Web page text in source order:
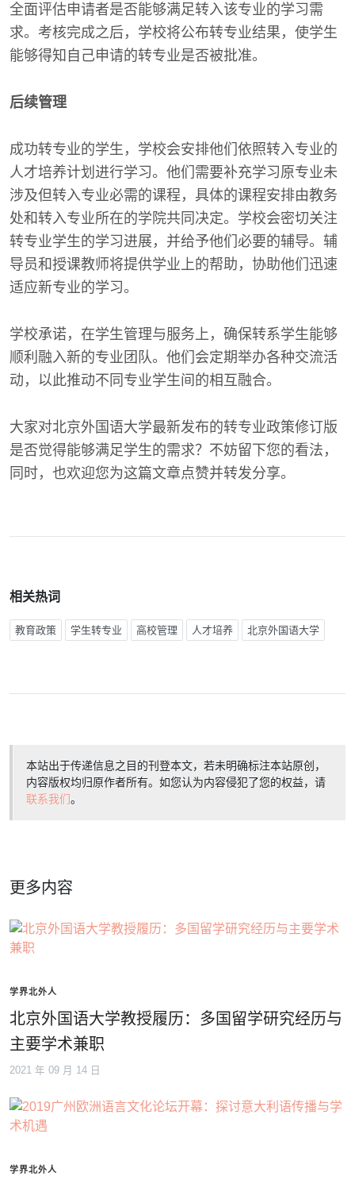
全面评估申请者是否能够满足转入该专业的学习需
求。考核完成之后，学校将公布转专业结果，使学生
能够得知自己申请的转专业是否被批准。
后续管理
成功转专业的学生，学校会安排他们依照转入专业的
人才培养计划进行学习。他们需要补充学习原专业未
涉及但转入专业必需的课程，具体的课程安排由教务
处和转入专业所在的学院共同决定。学校会密切关注
转专业学生的学习进展，并给予他们必要的辅导。辅
导员和授课教师将提供学业上的帮助，协助他们迅速
适应新专业的学习。
学校承诺，在学生管理与服务上，确保转系学生能够
顺利融入新的专业团队。他们会定期举办各种交流活
动，以此推动不同专业学生间的相互融合。
大家对北京外国语大学最新发布的转专业政策修订版
是否觉得能够满足学生的需求？不妨留下您的看法，
同时，也欢迎您为这篇文章点赞并转发分享。
相关热词
教育政策 学生转专业 高校管理 人才培养 北京外国语大学
本站出于传递信息之目的刊登本文，若未明确标注本站原创，
内容版权均归原作者所有。如您认为内容侵犯了您的权益，请
联系我们。
更多内容
学界北外人
北京外国语大学教授履历：多国留学研究经历与
主要学术兼职
2021 年 09 月 14 日
学界北外人